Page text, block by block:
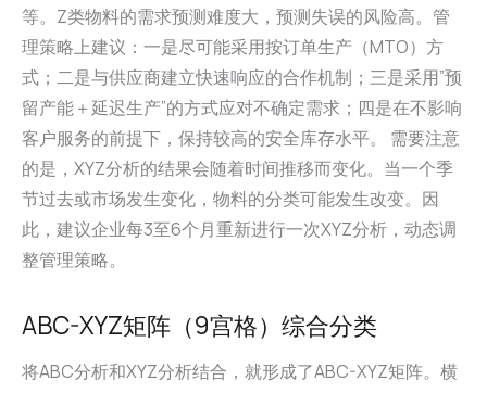
等。Z类物料的需求预测难度大，预测失误的风险高。管
理策略上建议：一是尽可能采用按订单生产（MTO）方
式；二是与供应商建立快速响应的合作机制；三是采用”预
留产能＋延迟生产”的方式应对不确定需求；四是在不影响
客户服务的前提下，保持较高的安全库存水平。 需要注意
的是，XYZ分析的结果会随着时间推移而变化。当一个季
节过去或市场发生变化，物料的分类可能发生改变。因
此，建议企业每3至6个月重新进行一次XYZ分析，动态调
整管理策略。
ABC-XYZ矩阵（9宫格）综合分类
将ABC分析和XYZ分析结合，就形成了ABC-XYZ矩阵。横